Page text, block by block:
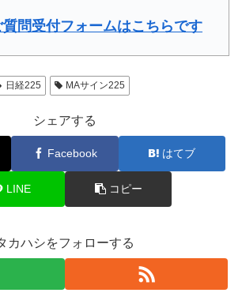
質問受付フォームはこちらです
日経225 MAサイン225
シェアする
Facebook はてブ
LINE コピー
カハシをフォローする